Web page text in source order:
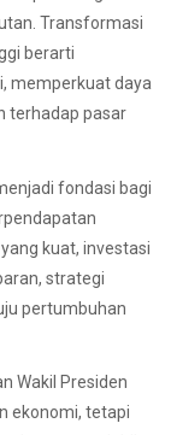
Transformasi
berarti
memperkuat daya
terhadap pasar
fondasi bagi
kuat, investasi
strategi
pertumbuhan
Wakil Presiden
ekonomi, tetapi